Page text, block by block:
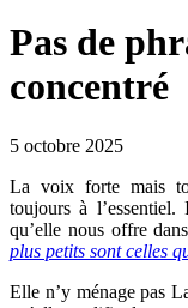
Pas de
concentré
5 octobre 2025
La voix forte mais
toujours à
qu’elle nous offre dans
plus petits sont celles
Elle n’y ménage pas